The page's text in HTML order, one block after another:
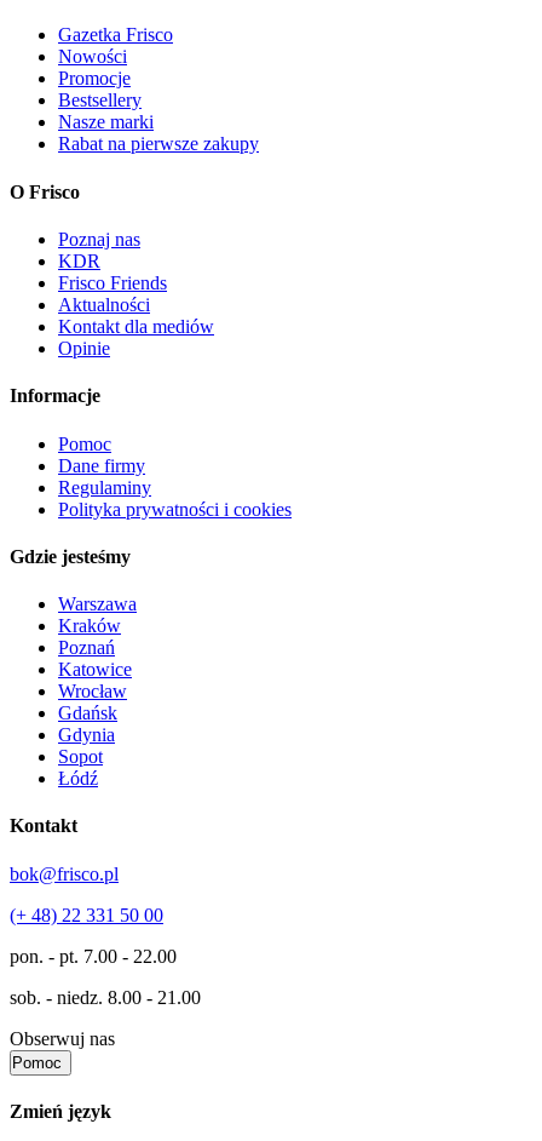
Gazetka Frisco
Nowości
Promocje
Bestsellery
Nasze marki
Rabat na pierwsze zakupy
O Frisco
Poznaj nas
KDR
Frisco Friends
Aktualności
Kontakt dla mediów
Opinie
Informacje
Pomoc
Dane firmy
Regulaminy
Polityka prywatności i cookies
Gdzie jesteśmy
Warszawa
Kraków
Poznań
Katowice
Wrocław
Gdańsk
Gdynia
Sopot
Łódź
Kontakt
bok@frisco.pl
(+ 48) 22 331 50 00
pon. - pt. 7.00 - 22.00
sob. - niedz. 8.00 - 21.00
Obserwuj nas
Pomoc
Zmień język